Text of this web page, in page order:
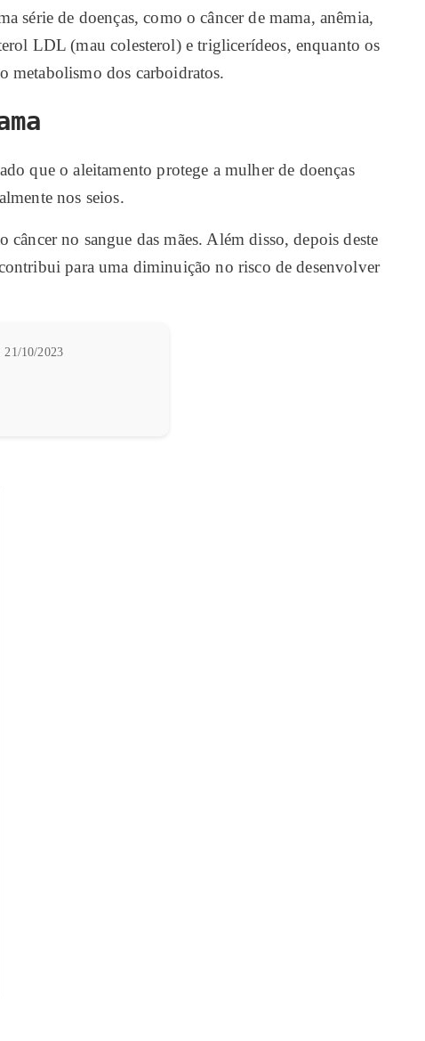
série de doenças, como o câncer de mama, anêmia,
LDL (mau colesterol) e triglicerídeos, enquanto os
metabolismo dos carboidratos.
que o aleitamento protege a mulher de doenças
nos seios.
no sangue das mães. Além disso, depois deste
para uma diminuição no risco de desenvolver
21/10/2023